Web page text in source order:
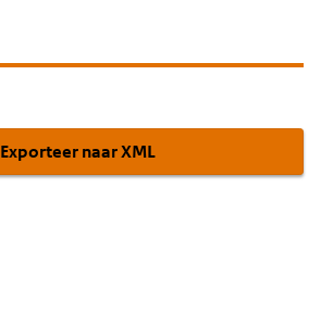
Exporteer naar XML